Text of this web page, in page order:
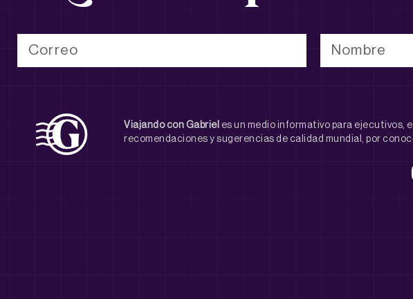
Viajando con Gabriel es un medio informativo para ejecutivos,
recomendaciones y sugerencias de calidad mundial, por